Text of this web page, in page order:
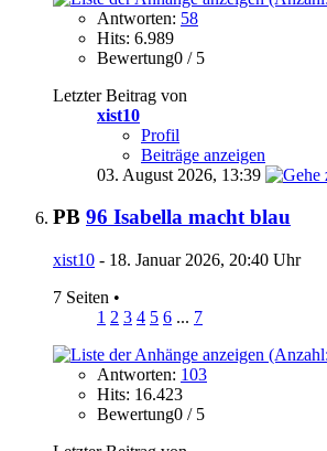
Antworten: 58
Hits: 6.989
Bewertung0 / 5
Letzter Beitrag von
xist10
Profil
Beiträge anzeigen
03. August 2026, 13:39
PB 96 Isabella macht blau
xist10 - 18. Januar 2026, 20:40 Uhr
7 Seiten •
1 2 3 4 5 6 ... 7
Antworten: 103
Hits: 16.423
Bewertung0 / 5